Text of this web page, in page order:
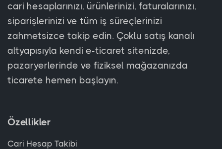
cari hesaplarınızı, ürünlerinizi, faturalarınızı,
siparişlerinizi ve tüm iş süreçlerinizi
zahmetsizce takip edin. Çoklu satış kanalı
altyapısıyla kendi e-ticaret sitenizde,
pazaryerlerinde ve fiziksel mağazanızda
ticarete hemen başlayın.
Özellikler
Cari Hesap Takibi